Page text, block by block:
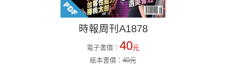
時報周刊A1878
電子書價： 40元
紙本書價： 40元